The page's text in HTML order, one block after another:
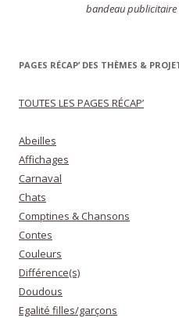
bandeau publicitaire
PAGES RÉCAP’ DES THÈMES &
TOUTES LES PAGES RÉCAP’
Abeilles
Affichages
Carnaval
Chats
Comptines & Chansons
Contes
Couleurs
Différence(s)
Doudous
Egalité filles/garçons